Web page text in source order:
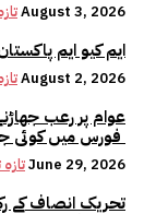
August 3, 2026
ایم کیو ایم
August 2, 2026
عوام پر رعب جھاڑنے
June 29, 2026
تحریک انصاف کے